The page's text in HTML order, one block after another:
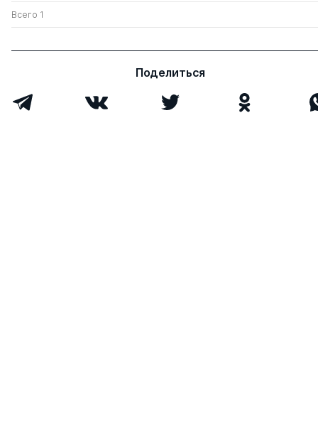
Всего 1
Поделиться